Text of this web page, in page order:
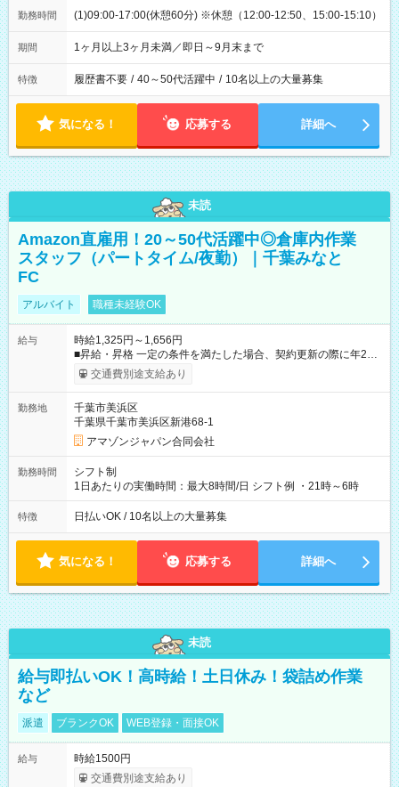
勤務時間 (1)09:00-17:00(休憩60分) ※休憩（12:00-12:50、15:00-15:10）
期間 1ヶ月以上3ヶ月未満／即日～9月末まで
特徴 履歴書不要 / 40～50代活躍中 / 10名以上の大量募集
気になる！ 応募する 詳細へ
未読
Amazon直雇用！20～50代活躍中◎倉庫内作業
スタッフ（パートタイム/夜勤）｜千葉みなと
FC
アルバイト 職種未経験OK
給与
時給1,325円～1,656円
■昇給・昇格 一定の条件を満たした場合、契約更新の際に年2回
まで昇給の機会があります。昇給上限は時給1390円となりま
す。 ■正社員登用制度あり ※月末締/翌月25日支払い ※時間外手
25%UPします) ☆給与前払い制度有！ ☆Amazon直雇用で安定
して働けます！ 【試用期間】試用期間あり 試用期間の長さ：1
週間 雇用形態、給与は本採用時と同じです。
交通費別途支給あり
勤務地
千葉市美浜区
千葉県千葉市美浜区新港68-1
アマゾンジャパン合同会社
勤務時間
シフト制
1日あたりの実働時間：最大8時間/日 シフト例 ・21時～6時
特徴 日払いOK / 10名以上の大量募集
気になる！ 応募する 詳細へ
未読
給与即払いOK！高時給！土日休み！袋詰め作業
など
派遣 ブランクOK WEB登録・面接OK
給与
時給1500円
交通費別途支給あり